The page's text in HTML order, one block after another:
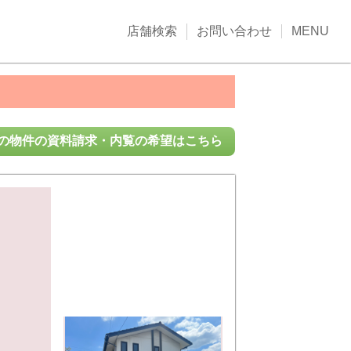
店舗検索 お問い合わせ MENU
物件の資料請求・内覧の希望はこちら